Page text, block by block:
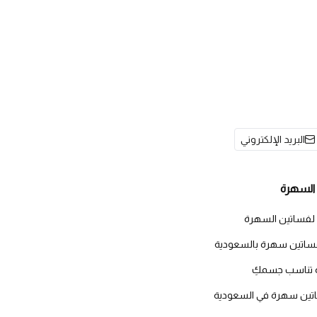
البريد الإلكتروني
السهرة
لفساتين السهرة
سهرة بالسعودية
تناسب جسمكِ
سهرة في السعودية